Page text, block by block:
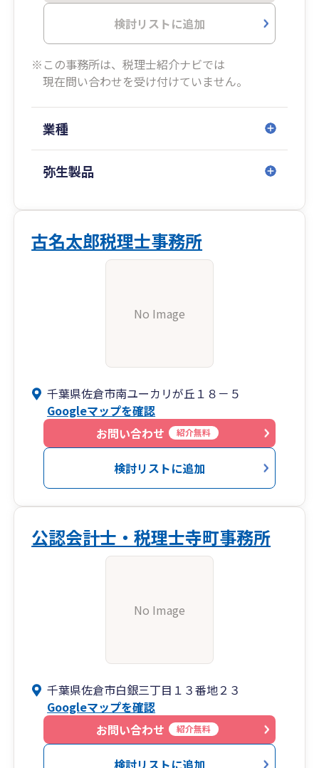
検討リストに追加
※この事務所は、税理士紹介ナビでは
現在問い合わせを受け付けていません。
業種
弥生製品
古名太郎税理士事務所
No Image
千葉県佐倉市南ユーカリが丘１８－５
Googleマップを確認
お問い合わせ
紹介無料
検討リストに追加
公認会計士・税理士寺町事務所
No Image
千葉県佐倉市白銀三丁目１３番地２３
Googleマップを確認
お問い合わせ
紹介無料
検討リストに追加